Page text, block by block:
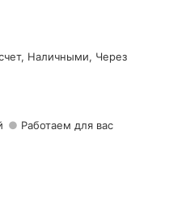
Наличными, Через
Работаем для вас